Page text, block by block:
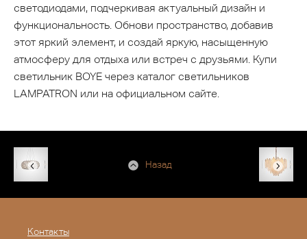
светодиодами, подчеркивая актуальный дизайн и
функциональность. Обнови пространство, добавив
этот яркий элемент, и создай яркую, насыщенную
атмосферу для отдыха или встреч с друзьями. Купи
светильник BOYE через каталог светильников
LAMPATRON или на официальном сайте.
Назад
Контакты